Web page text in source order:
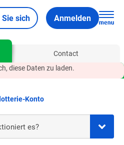
sich Anmelden
Contact
diese Daten zu laden.
Konto